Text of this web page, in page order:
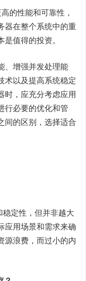
的性能和可靠性，
器在整个系统中的重
值得的投资。
、增强并发处理能
术以及提高系统稳定
时，应充分考虑应用
行必要的优化和管
间的区别，选择适合
定性，但并非越大
应用场景和需求来确
源浪费，而过小的内